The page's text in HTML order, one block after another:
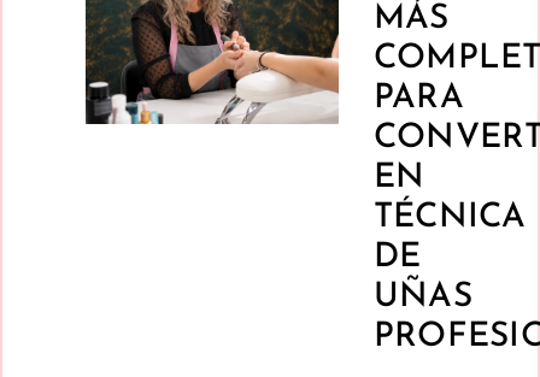
MÁS
PARA
EN
TÉCNICA
DE
UÑAS